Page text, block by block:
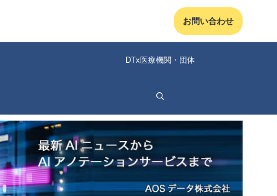
お問い合わせ
DTx医療機関・団体